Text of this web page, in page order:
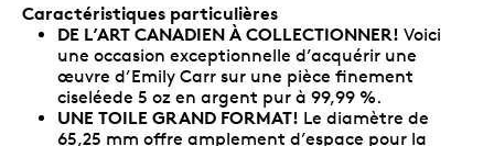
Caractéristiques particulières
DE L’ART CANADIEN À COLLECTIONNER! Voici
une occasion exceptionnelle d’acquérir une
œuvre d’Emily Carr sur une pièce finement
ciseléede 5 oz en argent pur à 99,99 %.
UNE TOILE GRAND FORMAT! Le diamètre de
65,25 mm offre amplement d’espace pour la